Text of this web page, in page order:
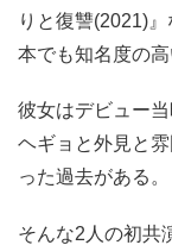
りと復讐(2021)
本でも知名度の高
彼女はデビュー
ヘギョと外見と
った過去がある。
そんな2人の初共